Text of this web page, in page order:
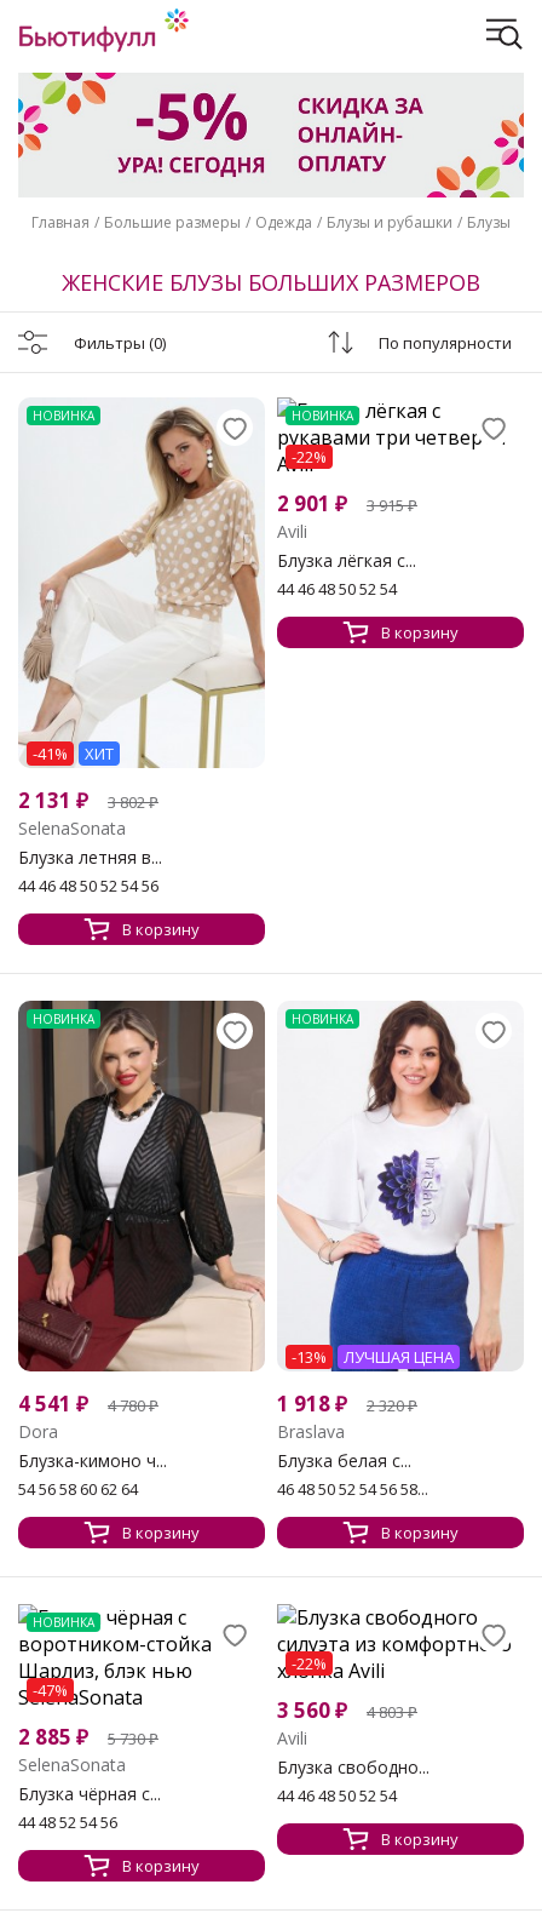
Главная Большие размеры Одежда Блузы и рубашки Блузы
ЖЕНСКИЕ БЛУЗЫ БОЛЬШИХ РАЗМЕРОВ
Фильтры (0) По популярности
НОВИНКА
-41% ХИТ
2 131 ₽ 3 802₽
SelenaSonata
Блузка летняя в...
44 46 48 50 52 54 56
В корзину
НОВИНКА
-22%
2 901 ₽ 3 915₽
Avili
Блузка лёгкая с...
44 46 48 50 52 54
В корзину
НОВИНКА
4 541 ₽ 4 780₽
Dora
Блузка-кимоно ч...
54 56 58 60 62 64
В корзину
НОВИНКА
-13% ЛУЧШАЯ ЦЕНА
1 918₽ 2 320₽
Braslava
Блузка белая с...
46 48 50 52 54 56 58...
В корзину
НОВИНКА
-47%
2 885 ₽ 5 730₽
SelenaSonata
Блузка чёрная с...
44 48 52 54 56
В корзину
-22%
3 560₽ 4 803₽
Avili
Блузка свободно...
44 46 48 50 52 54
В корзину